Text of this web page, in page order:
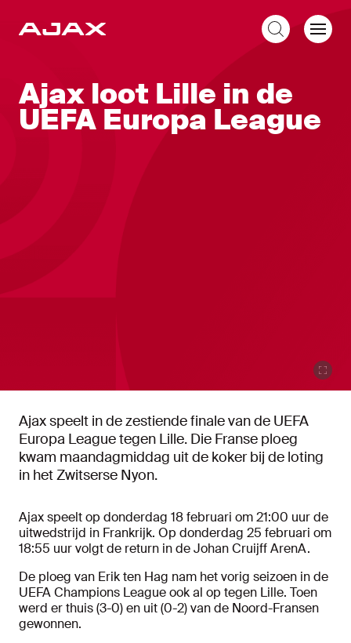
Ajax loot Lille in de
UEFA Europa League
Ajax speelt in de zestiende finale van de UEFA
Europa League tegen Lille. Die Franse ploeg
kwam maandagmiddag uit de koker bij de loting
in het Zwitserse Nyon.
Ajax speelt op donderdag 18 februari om 21:00 uur de
uitwedstrijd in Frankrijk. Op donderdag 25 februari om
18:55 uur volgt de return in de Johan Cruijff ArenA.
De ploeg van Erik ten Hag nam het vorig seizoen in de
UEFA Champions League ook al op tegen Lille. Toen
werd er thuis (3-0) en uit (0-2) van de Noord-Fransen
gewonnen.